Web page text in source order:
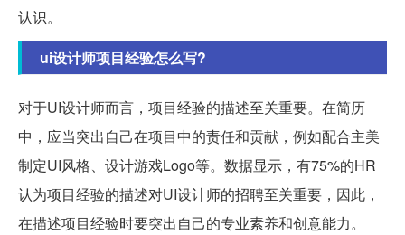
认识。
ui设计师项目经验怎么写?
对于UI设计师而言，项目经验的描述至关重要。在简历
中，应当突出自己在项目中的责任和贡献，例如配合主美
制定UI风格、设计游戏Logo等。数据显示，有75%的HR
认为项目经验的描述对UI设计师的招聘至关重要，因此，
在描述项目经验时要突出自己的专业素养和创意能力。